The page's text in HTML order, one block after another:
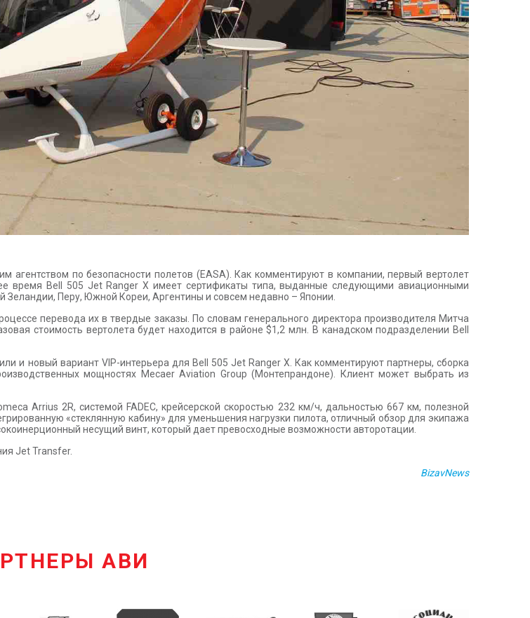
агентством по безопасности полетов (EASA). Как комментируют в компании, первый вертолет
время Bell 505 Jet Ranger X имеет сертификаты типа, выданные следующими авиационными
Зеландии, Перу, Южной Кореи, Аргентины и совсем недавно – Японии.
перевода их в твердые заказы. По словам генерального директора производителя Митча
стоимость вертолета будет находится в районе $1,2 млн. В канадском подразделении Bell
и новый вариант VIP-интерьера для Bell 505 Jet Ranger X. Как комментируют партнеры, сборка
мощностях Mecaer Aviation Group (Монтепрандоне). Клиент может выбрать из
Arrius 2R, системой FADEC, крейсерской скоростью 232 км/ч, дальностью 667 км, полезной
«стеклянную кабину» для уменьшения нагрузки пилота, отличный обзор для экипажа
несущий винт, который дает превосходные возможности авторотации.
Jet Transfer.
BizavNews
АВИ